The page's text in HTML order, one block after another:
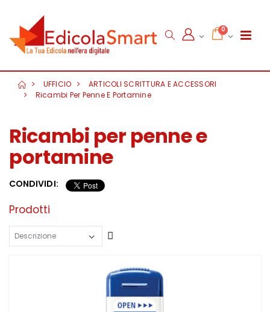
0
UFFICIO
ARTICOLI SCRITTURA E ACCESSORI
Ricambi Per Penne E Portamine
Ricambi per penne e
portamine
CONDIVIDI:
Prodotti